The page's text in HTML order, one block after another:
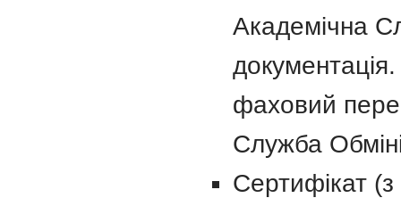
Академічна
фаховий
Служба
Сертифікат (з